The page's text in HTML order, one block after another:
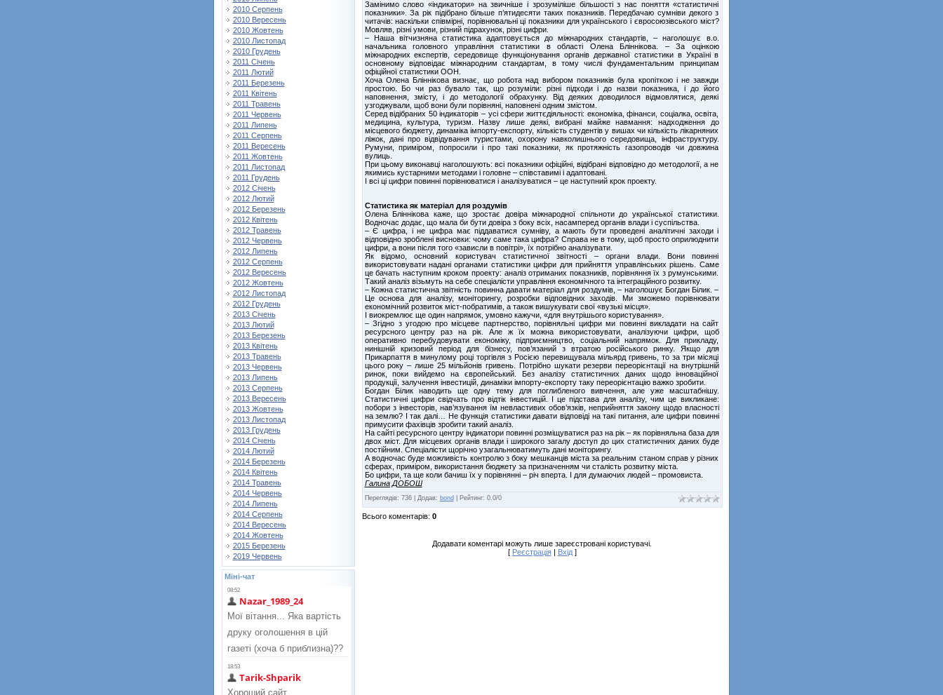
2010 Серпень
2010 Вересень
2010 Жовтень
2010 Листопад
2010 Грудень
2011 Січень
2011 Лютий
2011 Березень
2011 Квітень
2011 Травень
2011 Червень
2011 Липень
2011 Серпень
2011 Вересень
2011 Жовтень
2011 Листопад
2011 Грудень
2012 Січень
2012 Лютий
2012 Березень
2012 Квітень
2012 Травень
2012 Червень
2012 Липень
2012 Серпень
2012 Вересень
2012 Жовтень
2012 Листопад
2012 Грудень
2013 Січень
2013 Лютий
2013 Березень
2013 Квітень
2013 Травень
2013 Червень
2013 Липень
2013 Серпень
2013 Вересень
2013 Жовтень
2013 Листопад
2013 Грудень
2014 Січень
2014 Лютий
2014 Березень
2014 Квітень
2014 Травень
2014 Червень
2014 Липень
2014 Серпень
2014 Вересень
2014 Жовтень
2015 Березень
2019 Червень
Міні-чат
Замінимо слово «індикатори» на звичніше і зрозуміліше більшості з нас поняття «статистичні
показники». За рік підібрано більше п’ятидесяти таких показників. Передбачаю сумніви декого з
читачів: наскільки співмірні, порівнювальні ці показники для українського і євросоюзівського міст?
Мовляв, різні умови, різний підрахунок, різні цифри.
– Наша вітчизняна статистика адаптовується до міжнародних стандартів, – наголошує в.о.
начальника головного управління статистики в області Олена Бліннікова. – За оцінкою
міжнародних експертів, середовище функціонування органів державної статистики в Україні в
основному відповідає міжнародним стандартам, в тому числі фундаментальним принципам
офіційної статистики ООН.
Хоча Олена Бліннікова визнає, що робота над вибором показників була кропіткою і не завжди
простою. Бо чи раз бувало так, що розуміли: різні підходи і до назви показника, і до його
наповнення, змісту, і до методології обрахунку. Від деяких доводилося відмовлятися, деякі
узгоджували, щоб вони були порівняні, наповнені одним змістом.
Серед відібраних 50 індикаторів – усі сфери життєдіяльності: економіка, фінанси, соціалка, освіта,
медицина, культура, туризм. Назву лише деякі, вибрані майже навмання: надходження до
місцевого бюджету, динаміка імпорту-експорту, кількість студентів у вишах чи кількість лікарняних
ліжок, дані про відвідування туристами, охорону навколишнього середовища, інфраструктуру.
Румуни, приміром, попросили і про такі показники, як протяжність газопроводів чи довжина
вулиць.
При цьому виконавці наголошують: всі показники офіційні, відібрані відповідно до методології, а не
якимись кустарними методами і головне – співставимі і адаптовані.
І всі ці цифри повинні порівнюватися і аналізуватися – це наступний крок проекту.
Статистика як матеріал для роздумів
Олена Бліннікова каже, що зростає довіра міжнародної спільноти до української статистики.
Водночас додає, що мала би бути довіра з боку всіх, насамперед органів влади і суспільства.
– Є цифра, і не цифра має піддаватися сумніву, а мають бути проведені аналітичні заходи і
відповідно зроблені висновки: чому саме така цифра? Справа не в тому, щоб просто оприлюднити
цифри, а вони після того «зависли в повітрі», їх потрібно аналізувати.
Як відомо, основний користувач статистичної звітності – органи влади. Вони повинні
використовувати надані органами статистики цифри для прийняття управлінських рішень. Саме
це бачать наступним кроком проекту: аналіз отриманих показників, порівняння їх з румунськими.
Такий аналіз візьмуть на себе спеціалісти управління економічного та інтеграційного розвитку.
– Кожна статистична звітність повинна давати матеріал для роздумів, – наголошує Богдан Білик. –
Це основа для аналізу, моніторингу, розробки відповідних заходів. Ми зможемо порівнювати
економічний розвиток міст-побратимів, а також вишукувати свої «вузькі місця».
І виокремлює ще один напрямок, умовно кажучи, «для внутрішього користування».
– Згідно з угодою про місцеве партнерство, порівняльні цифри ми повинні викладати на сайт
ресурсного центру раз на рік. Але ж їх можна використовувати, аналізуючи цифри, щоб
оперативно перебудовувати економіку, підприємництво, соціальний напрямок. Для прикладу,
нинішній кризовий період для бізнесу, пов’язаний з втратою російського ринку. Якщо для
Прикарпаття в минулому році торгівля з Росією перевищувала мільярд гривень, то за три місяці
цього року – лише 25 мільйонів гривень. Потрібно шукати резерви переорієнтації на внутрішній
ринок, поки вийдемо на європейський. Без аналізу статистичних даних щодо інноваційної
продукції, залучення інвестицій, динаміки імпорту-експорту таку переорієнтацію важко зробити.
Богдан Білик наводить ще одну тему для поглибленого вивчення, але уже масштабнішу.
Статистичні цифри свідчать про відтік інвестицій. І це підстава для аналізу, чим це викликане:
побори з інвесторів, нав’язування їм невластивих обов’язків, неприйняття закону щодо власності
на землю? І так далі… Не функція статистики давати відповіді на такі питання, але цифри повинні
примусити фахівців зробити такий аналіз.
На сайті ресурсного центру індикатори повинні розміщуватися раз на рік – як порівняльна база для
двох міст. Для місцевих органів влади і широкого загалу доступ до цих статистичних даних буде
постійним. Спеціалісти щорічно узагальнюватимуть дані моніторингу.
А водночас буде можливість контролю з боку мешканців міста за реальним станом справ у різних
сферах, приміром, використання бюджету за призначенням чи сталість розвитку міста.
Бо цифри, та ще коли бачиш їх у порівнянні – річ вперта. І для думаючих людей – промовиста.
Галина ДОБОШ
Переглядів: 736| Додав: bond Рейтинг: 0.0/0
Всього коментарів: 0
Додавати коментарі можуть лише зареєстровані користувачі.
[ Реєстрація| Вхід]